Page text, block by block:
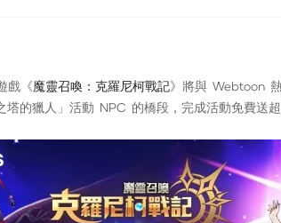
戲《魔靈召喚：克羅尼柯戰記》將與 Webtoon
的獵人」活動 NPC 的橋段，完成活動免費送